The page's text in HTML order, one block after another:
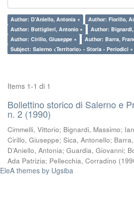
Author: D’Aniello, Antonia ×
Author: Fiorillo,
Author: Bottiglieri, Antonio ×
Author:
Author: Cirillo, Giuseppe ×
Author: Barra,
Subject: Salerno <Territorio> - Storia - Periodici ×
Items 1-1 di 1
Bollettino storico di Salerno e
n. 2 (1990)
Cimmelli, Vittorio; Bignardi, Massimo;
Cirillo, Giuseppe; Sica, Antonello;
D’Aniello, Antonia; Guardia, Giovanni;
Ada Patrizia; Pellecchia, Corradino (
EleA themes by Ugsiba